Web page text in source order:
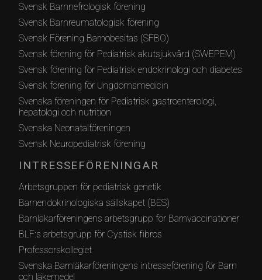
Svensk Barnnefrologisk förening
Svensk Barnreumatologisk förening
Svensk Förening Barnobesitas (SFBO)
Svensk förening för Pediatrisk akutsjukvård (SWEPEM)
Svensk förening för Pediatrisk endokrinologi och diabetes
Svensk förening för Ungdomsmedicin
Svenska föreningen för Pediatrisk gastroenterologi,
hepatologi och nutrition
Svenska Neonatalföreningen
Svensk Neuropediatrisk förening
INTRESSEFÖRENINGAR
Arbetsgruppen för pediatrisk genetik
Barnendokrinologiska sällskapet (BES)
Barnläkarföreningens arbetsgrupp för Barnvaccinationer
BLF:s arbetsgrupp för Cystisk fibros
Professorskollegiet
Svenska Barnläkarföreningens intresseförening för Barn
och läkemedel